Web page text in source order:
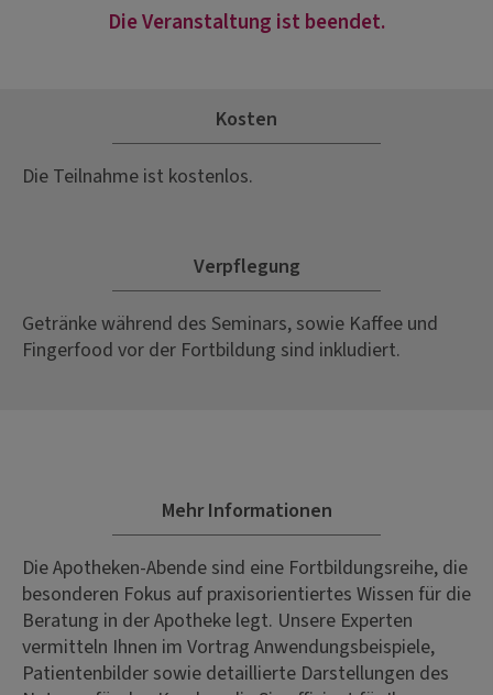
Die Veranstaltung ist beendet.
Kosten
Die Teilnahme ist kostenlos.
Verpflegung
Getränke während des Seminars, sowie Kaffee und
Fingerfood vor der Fortbildung sind inkludiert.
Mehr Informationen
Die Apotheken-Abende sind eine Fortbildungsreihe, die
besonderen Fokus auf praxisorientiertes Wissen für die
Beratung in der Apotheke legt. Unsere Experten
vermitteln Ihnen im Vortrag Anwendungsbeispiele,
Patientenbilder sowie detaillierte Darstellungen des